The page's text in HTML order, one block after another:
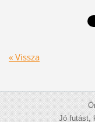
« Vissza
Jó futást,